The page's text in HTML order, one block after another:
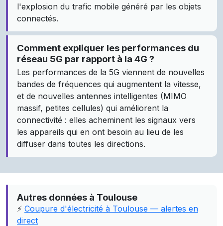
l'explosion du trafic mobile généré par les objets
connectés.
Comment expliquer les performances du
réseau 5G par rapport à la 4G ?
Les performances de la 5G viennent de nouvelles
bandes de fréquences qui augmentent la vitesse,
et de nouvelles antennes intelligentes (MIMO
massif, petites cellules) qui améliorent la
connectivité : elles acheminent les signaux vers
les appareils qui en ont besoin au lieu de les
diffuser dans toutes les directions.
Autres données à Toulouse
⚡ Coupure d'électricité à Toulouse — alertes en
direct